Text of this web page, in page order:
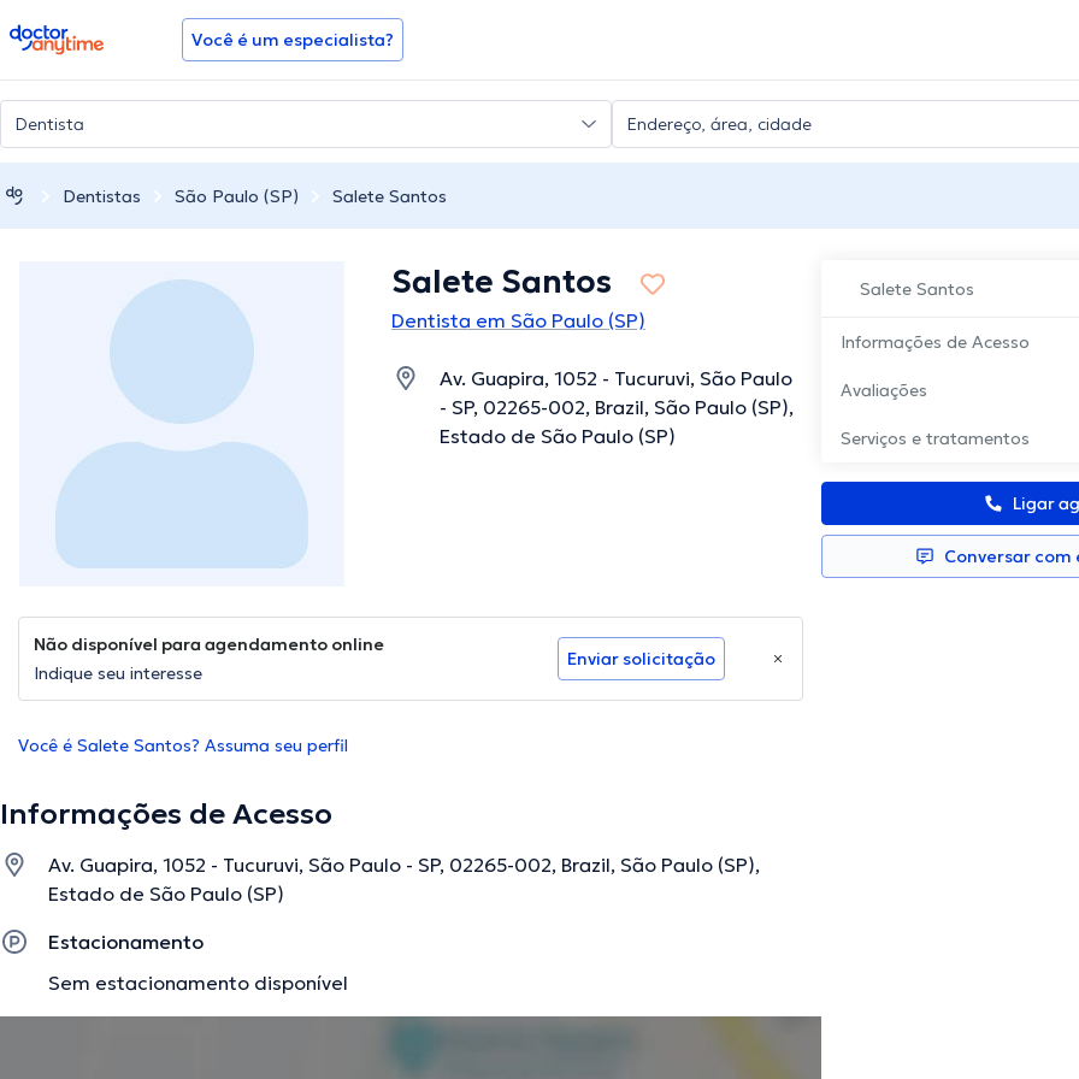
doctoranytime Você é um especialista?
Dentistas São Paulo (SP) Salete Santos
Salete Santos
Informações de Acesso
Avaliações
Serviços e tratamentos
Ligar
Conversar com
Salete Santos
Dentista em São Paulo (SP)
Av. Guapira, 1052 - Tucuruvi, São Paulo
- SP, 02265-002, Brazil, São Paulo (SP),
Estado de São Paulo (SP)
Não disponível para agendamento online
Indique seu interesse
Enviar solicitação
Você é Salete Santos? Assuma seu perfil
Informações de Acesso
Av. Guapira, 1052 - Tucuruvi, São Paulo - SP, 02265-002, Brazil, São Paulo (SP),
Estado de São Paulo (SP)
Estacionamento
Sem estacionamento disponível